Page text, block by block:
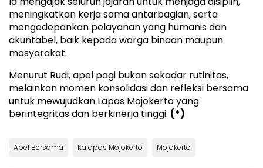
meningkatkan kerja sama antarbagian, serta
mengedepankan pelayanan yang humanis dan
akuntabel, baik kepada warga binaan maupun
masyarakat.
Menurut Rudi, apel pagi bukan sekadar rutinitas,
melainkan momen konsolidasi dan refleksi bersama
untuk mewujudkan Lapas Mojokerto yang
berintegritas dan berkinerja tinggi. (*)
Apel Bersama Kalapas Mojokerto Mojokerto